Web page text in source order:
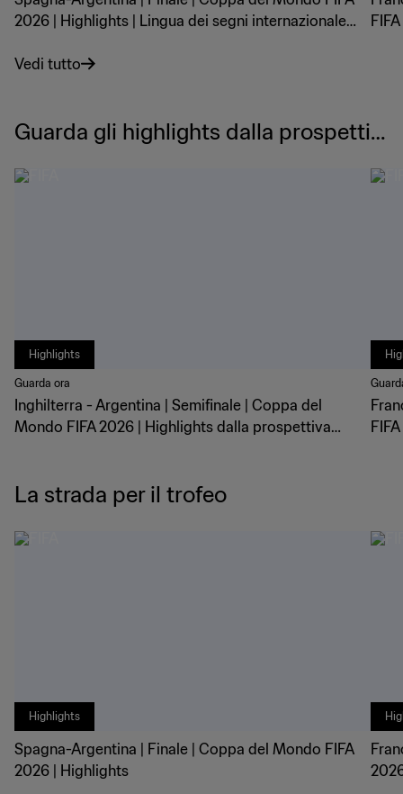
2026 | Highlights | Lingua dei segni internazionale
Vedi tutto
Guarda gli highlights dalla prospettiv
Highlights
Guarda ora
Inghilterra - Argentina | Semifinale | Coppa del
Mondo FIFA 2026 | Highlights dalla prospettiva
La strada per il trofeo
Highlights
Spagna-Argentina | Finale | Coppa del Mondo FIFA
2026 | Highlights